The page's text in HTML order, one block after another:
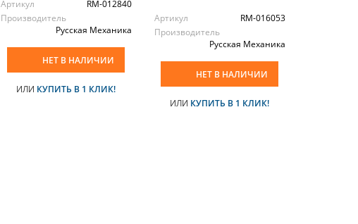
Артикул
RM-012840
Производитель
Русская Механика
НЕТ В НАЛИЧИИ
ИЛИ КУПИТЬ В 1 КЛИК!
Артикул
RM-016053
Производитель
Русская Механика
НЕТ В НАЛИЧИИ
ИЛИ КУПИТЬ В 1 КЛИК!